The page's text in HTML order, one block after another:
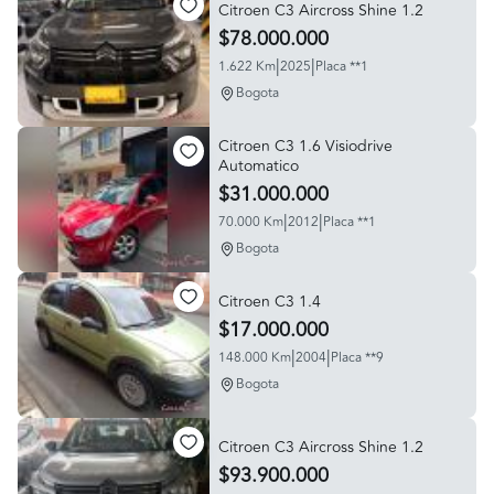
Citroen C3 Aircross Shine 1.2
$78.000.000
1.622 Km|2025|Placa **1
Bogota
Citroen C3 1.6 Visiodrive
Automatico
$31.000.000
70.000 Km|2012|Placa **1
Bogota
Citroen C3 1.4
$17.000.000
148.000 Km|2004|Placa **9
Bogota
Citroen C3 Aircross Shine 1.2
$93.900.000